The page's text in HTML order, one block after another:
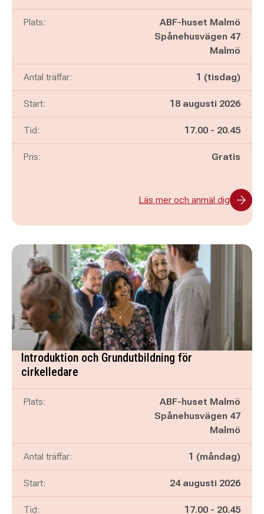
Plats:
ABF-huset Malmö
Spånehusvägen 47
Malmö
Antal träffar: 1 (tisdag)
Start: 18 augusti 2026
Tid: Pågår mellan
17.00 - och
20.45
Pris: Gratis
Läs mer och anmäl dig
Introduktion och Grundutbildning för
cirkelledare
Plats:
ABF-huset Malmö
Spånehusvägen 47
Malmö
Antal träffar: 1 (måndag)
Start: 24 augusti 2026
Tid: Pågår mellan
17.00 - och
20.45